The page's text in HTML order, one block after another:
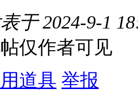
于 2024-9-1
仅作者可见
道具 举报